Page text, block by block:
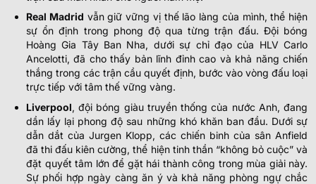
Real Madrid vẫn giữ vững vị thế lão làng của mình, thể hiện
sự ổn định trong phong độ qua từng trận đấu. Đội bóng
Hoàng Gia Tây Ban Nha, dưới sự chỉ đạo của HLV Carlo
Ancelotti, đã cho thấy bản lĩnh đỉnh cao và khả năng chiến
thắng trong các trận cầu quyết định, bước vào vòng đấu loại
trực tiếp với tâm thế vững vàng.
Liverpool, đội bóng giàu truyền thống của nước Anh, đang
dần lấy lại phong độ sau những khó khăn ban đầu. Dưới sự
dẫn dắt của Jurgen Klopp, các chiến binh của sân Anfield
đã thi đấu kiên cường, thể hiện tinh thần “không bỏ cuộc” và
đặt quyết tâm lớn để gặt hái thành công trong mùa giải này.
Sự phối hợp ngày càng ăn ý và khả năng phòng ngự chắc